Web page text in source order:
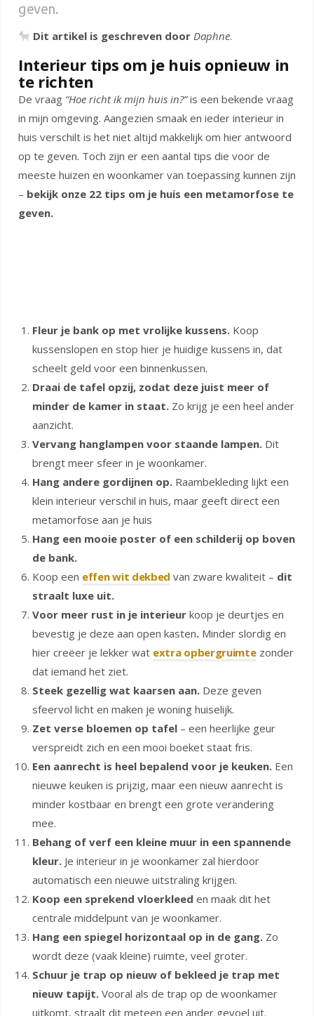
geven.
Dit artikel is geschreven door Daphne.
Interieur tips om je huis opnieuw in
te richten
De vraag “Hoe richt ik mijn huis in?”is een bekende vraag
in mijn omgeving. Aangezien smaak en ieder interieur in
huis verschilt is het niet altijd makkelijk om hier antwoord
op te geven. Toch zijn er een aantal tips die voor de
meeste huizen en woonkamer van toepassing kunnen zijn
– bekijk onze 22 tips om je huis een metamorfose te
geven.
Fleur je bank op met vrolijke kussens. Koop
kussenslopen en stop hier je huidige kussens in, dat
scheelt geld voor een binnenkussen.
Draai de tafel opzij, zodat deze juist meer of
minder de kamer in staat. Zo krijg je een heel ander
aanzicht.
Vervang hanglampen voor staande lampen. Dit
brengt meer sfeer in je woonkamer.
Hang andere gordijnen op. Raambekleding lijkt een
klein interieur verschil in huis, maar geeft direct een
metamorfose aan je huis
Hang een mooie poster of een schilderij op boven
de bank.
Koop een effen wit dekbed van zware kwaliteit – dit
straalt luxe uit.
Voor meer rust in je interieur koop je deurtjes en
bevestig je deze aan open kasten. Minder slordig en
hier creëer je lekker wat extra opbergruimtezonder
dat iemand het ziet.
Steek gezellig wat kaarsen aan. Deze geven
sfeervol licht en maken je woning huiselijk.
Zet verse bloemen op tafel – een heerlijke geur
verspreidt zich en een mooi boeket staat fris.
Een aanrecht is heel bepalend voor je keuken. Een
nieuwe keuken is prijzig, maar een nieuw aanrecht is
minder kostbaar en brengt een grote verandering
mee.
Behang of verf een kleine muur in een spannende
kleur. Je interieur in je woonkamer zal hierdoor
automatisch een nieuwe uitstraling krijgen.
Koop een sprekend vloerkleed en maak dit het
centrale middelpunt van je woonkamer.
Hang een spiegel horizontaal op in de gang. Zo
wordt deze (vaak kleine) ruimte, veel groter.
Schuur je trap op nieuw of bekleed je trap met
nieuw tapijt. Vooral als de trap op de woonkamer
uitkomt, straalt dit meteen een ander gevoel uit.